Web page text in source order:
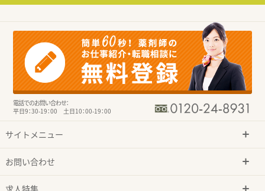
電話でのお問い合わせ：
平日9：30-19：00 土日10：00-19：00
サイトメニュー
お問い合わせ
求人特集